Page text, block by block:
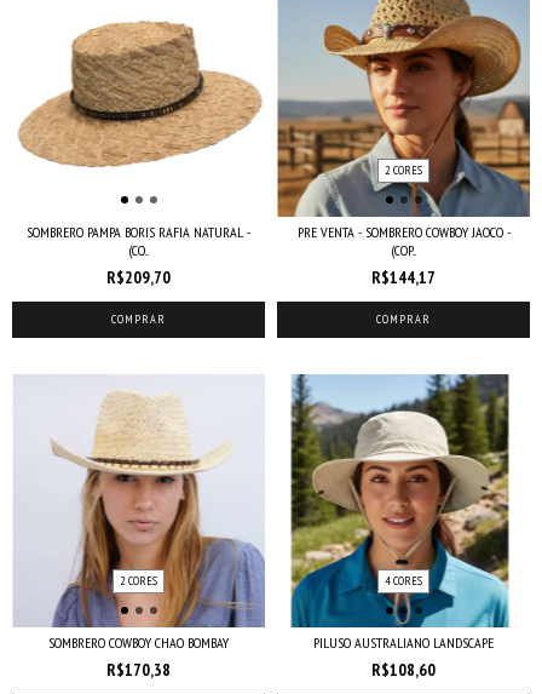
SOMBRERO PAMPA BORIS RAFIA NATURAL -
(CO...
R$209,70
COMPRAR
2 CORES
PRE VENTA - SOMBRERO COWBOY JAOCO -
(COP...
R$144,17
COMPRAR
2 CORES
SOMBRERO COWBOY CHAO BOMBAY
R$170,38
4 CORES
PILUSO AUSTRALIANO LANDSCAPE
R$108,60